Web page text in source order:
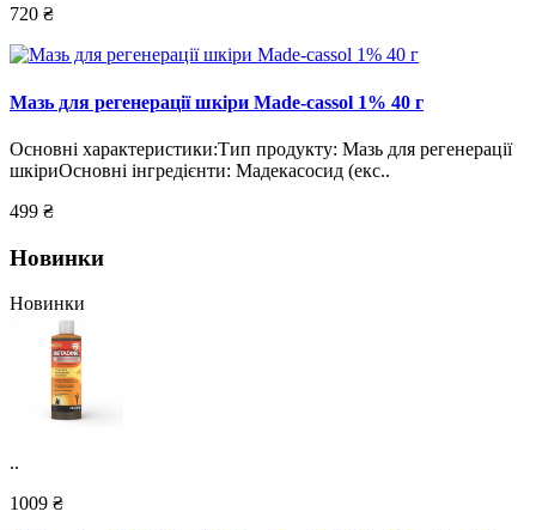
720 ₴
Мазь для регенерації шкіри Made-cassol 1% 40 г
Основні характеристики:Тип продукту: Мазь для регенерації
шкіриОсновні інгредієнти: Мадекасосид (екс..
499 ₴
Новинки
Новинки
..
1009 ₴